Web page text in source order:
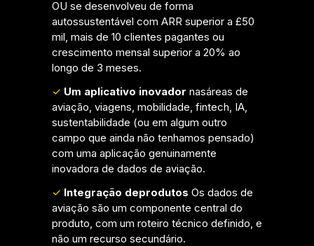
OU se desenvolveu de forma
autossustentável com ARR superior a £50
mil, mais de 10 clientes pagantes ou
crescimento mensal superior a 20% ao
longo de 3 meses.
✓ Um aplicativo inovador nasáreas de
aviação, viagens, mobilidade, fintech, IA,
sustentabilidade (ou em algum outro
campo que ainda não tenhamos pensado)
com uma aplicação genuinamente
inovadora de dados de aviação.
✓ Integração deprodutos Os dados de
aviação são um componente central do
produto, com um roteiro técnico definido, e
não um recurso secundário.